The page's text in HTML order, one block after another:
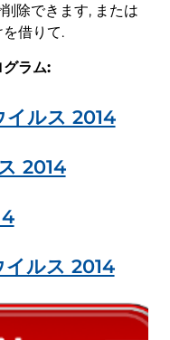
除できます, または
借りて.
ラム:
イルス 2014
2014
イルス 2014